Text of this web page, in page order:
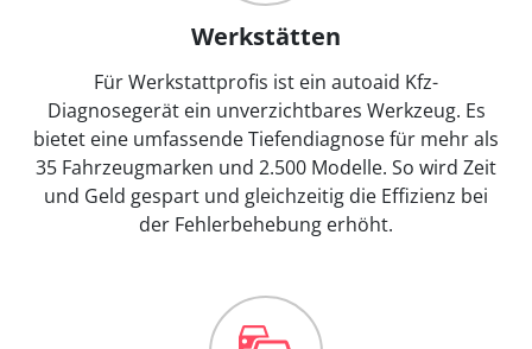
Werkstätten
Für Werkstattprofis ist ein autoaid Kfz-
Diagnosegerät ein unverzichtbares Werkzeug. Es
bietet eine umfassende Tiefendiagnose für mehr als
35 Fahrzeugmarken und 2.500 Modelle. So wird Zeit
und Geld gespart und gleichzeitig die Effizienz bei
der Fehlerbehebung erhöht.